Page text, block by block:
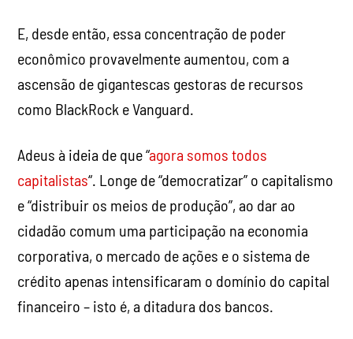
E, desde então, essa concentração de poder
econômico provavelmente aumentou, com a
ascensão de gigantescas gestoras de recursos
como BlackRock e Vanguard.
Adeus à ideia de que “agora somos todos
capitalistas“. Longe de “democratizar” o capitalismo
e “distribuir os meios de produção”, ao dar ao
cidadão comum uma participação na economia
corporativa, o mercado de ações e o sistema de
crédito apenas intensificaram o domínio do capital
financeiro – isto é, a ditadura dos bancos.